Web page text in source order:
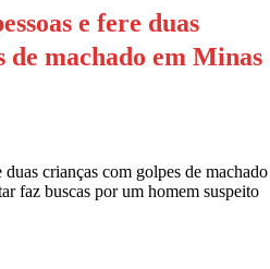
e fere duas
de machado em Minas
crianças com golpes de machado
faz buscas por um homem suspeito